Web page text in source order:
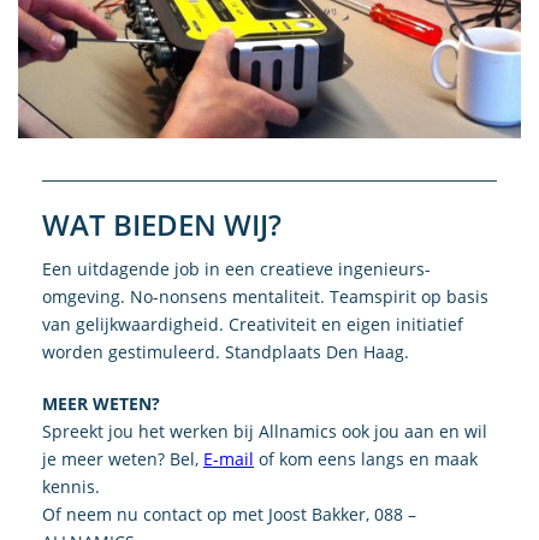
WAT BIEDEN WIJ?
Een uitdagende job in een creatieve ingenieurs-
omgeving. No-nonsens mentaliteit. Teamspirit op basis
van gelijkwaardigheid. Creativiteit en eigen initiatief
worden gestimuleerd. Standplaats Den Haag.
MEER WETEN?
Spreekt jou het werken bij Allnamics ook jou aan en wil
je meer weten? Bel, E-mail of kom eens langs en maak
kennis.
Of neem nu contact op met Joost Bakker, 088 –